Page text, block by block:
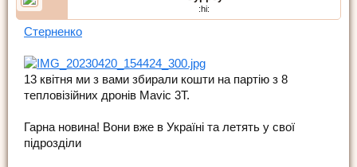
:hi:
Стерненко
13 квітня ми з вами збирали кошти на партію з 8
тепловізійних дронів Mavic 3T.
Гарна новина! Вони вже в Україні та летять у свої
підрозділи